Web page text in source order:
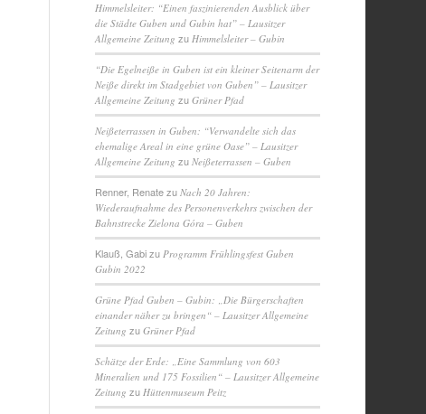
Himmelsleiter: “Einen faszinierenden Ausblick über
die Städte Guben und Gubin hat” – Lausitzer
Allgemeine Zeitung zu Himmelsleiter – Gubin
“Die Egelneiße in Guben ist ein kleiner Seitenarm der
Neiße direkt im Stadgebiet von Guben” – Lausitzer
Allgemeine Zeitung zuGrüner Pfad
Neißeterrassen in Guben: “Verwandelte sich das
ehemalige Areal in eine grüne Oase” – Lausitzer
Allgemeine Zeitung zuNeißeterrassen – Guben
Renner, RenatezuNach 20 Jahren:
Wiederaufnahme des Personenverkehrs zwischen der
Bahnstrecke Zielona Góra – Guben
Klauß, Gabizu Programm Frühlingsfest Guben
Gubin 2022
Grüne Pfad Guben – Gubin: „Die Bürgerschaften
einander näher zu bringen“ – Lausitzer Allgemeine
Zeitung zuGrüner Pfad
Schätze der Erde: „Eine Sammlung von 603
Mineralien und 175 Fossilien“ – Lausitzer Allgemeine
Zeitung zu Hüttenmuseum Peitz